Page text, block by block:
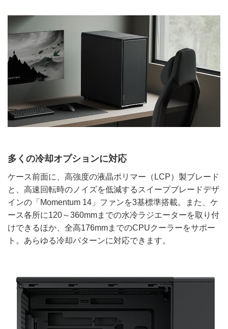
多くの冷却オプションに対応
ケース前面に、高強度の液晶ポリマー（LCP）製ブレード
と、高速回転時のノイズを低減するスイープブレードデザ
インの「Momentum 14」ファンを3基標準搭載。また、ケ
ース各所に120～360mmまでの水冷ラジエーターを取り付
けできるほか、全高176mmまでのCPUクーラーをサポー
ト。あらゆる冷却パターンに対応できます。